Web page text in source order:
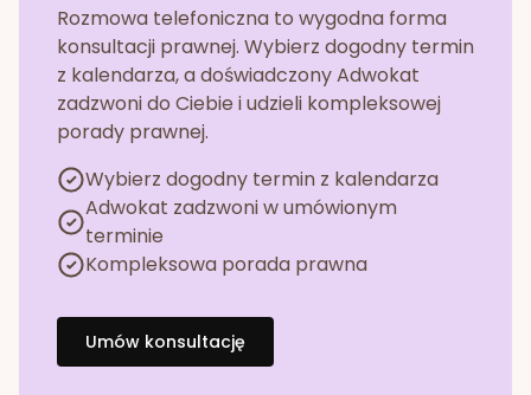
Rozmowa telefoniczna to wygodna forma
konsultacji prawnej. Wybierz dogodny termin
z kalendarza, a doświadczony Adwokat
zadzwoni do Ciebie i udzieli kompleksowej
porady prawnej.
Wybierz dogodny termin z kalendarza
Adwokat zadzwoni w umówionym
terminie
Kompleksowa porada prawna
Umów konsultację